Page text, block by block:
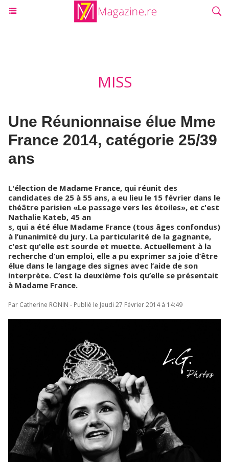
MISS
Une Réunionnaise élue Mme
France 2014, catégorie 25/39
ans
L'élection de Madame France, qui réunit des
candidates de 25 à 55 ans, a eu lieu le 15 février dans le
théâtre parisien «Le passage vers les étoiles», et c'est
Nathalie Kateb, 45 an
s, qui a été élue Madame France (tous âges confondus)
à l’unanimité du jury. La particularité de la gagnante,
c'est qu'elle est sourde et muette. Actuellement à la
recherche d’un emploi, elle a pu exprimer sa joie d’être
élue dans le langage des signes avec l’aide de son
interprète. C’est la deuxième fois qu’elle se présentait
à Madame France.
Par Catherine RONIN - Publié le Jeudi 27 Février 2014 à 14:49